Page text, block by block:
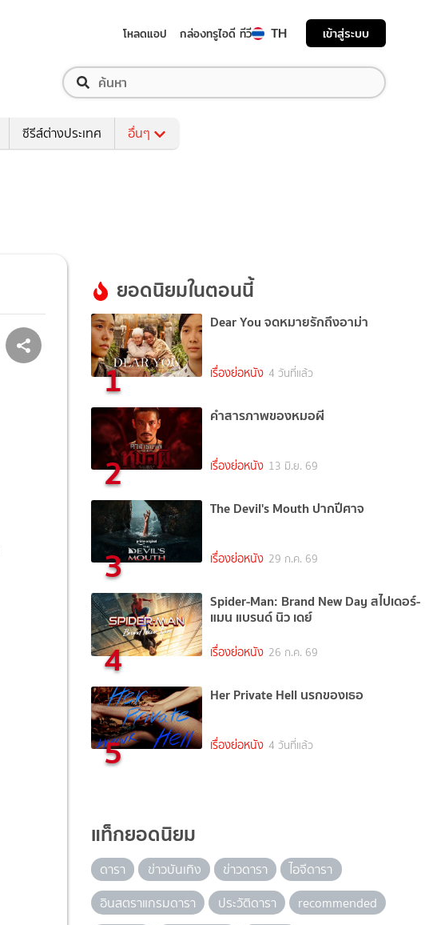
โหลดแอป กล่องทรูไอดี ทีวี TH เข้าสู่ระบบ
ซีรีส์ต่างประเทศ อื่นๆ
ยอดนิยมในตอนนี้
1
Dear You จดหมายรักถึงอาม่า
เรื่องย่อหนัง 4 วันที่แล้ว
2
คำสารภาพของหมอผี
เรื่องย่อหนัง 13 มิ.ย. 69
3
The Devil's Mouth ปากปีศาจ
เรื่องย่อหนัง 29 ก.ค. 69
4
Spider-Man: Brand New Day สไปเดอร์-
แมน แบรนด์ นิว เดย์
เรื่องย่อหนัง 26 ก.ค. 69
5
Her Private Hell นรกของเธอ
เรื่องย่อหนัง 4 วันที่แล้ว
แท็กยอดนิยม
ดารา ข่าวบันเทิง ข่าวดารา
ไอจีดารา
อินสตราแกรมดารา
ประวัติดารา
recommended